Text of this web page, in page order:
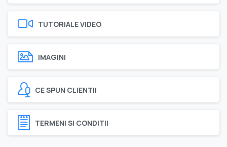
TUTORIALE VIDEO
IMAGINI
CE SPUN CLIENTII
TERMENI SI CONDITII